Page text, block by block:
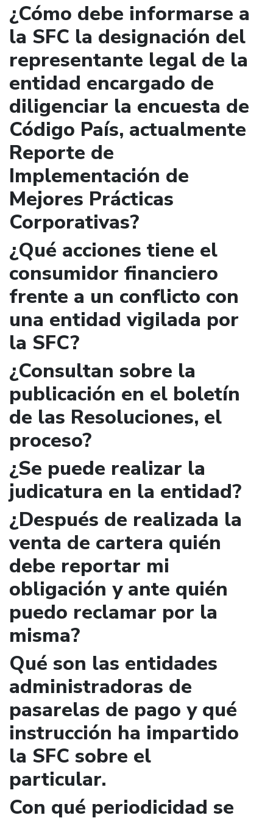
¿Cómo debe informarse a
la SFC la designación del
representante legal de la
entidad encargado de
diligenciar la encuesta de
Código País, actualmente
Reporte de
Implementación de
Mejores Prácticas
Corporativas?
¿Qué acciones tiene el
consumidor financiero
frente a un conflicto con
una entidad vigilada por
la SFC?
¿Consultan sobre la
publicación en el boletín
de las Resoluciones, el
proceso?
¿Se puede realizar la
judicatura en la entidad?
¿Después de realizada la
venta de cartera quién
debe reportar mi
obligación y ante quién
puedo reclamar por la
misma?
Qué son las entidades
administradoras de
pasarelas de pago y qué
instrucción ha impartido
la SFC sobre el
particular.
Con qué periodicidad se